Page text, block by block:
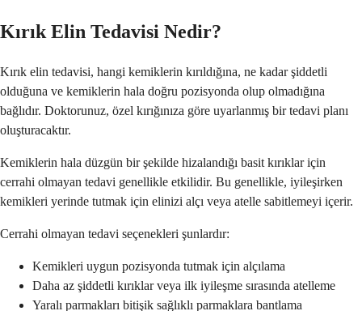
Kırık Elin Tedavisi Nedir?
Kırık elin tedavisi, hangi kemiklerin kırıldığına, ne kadar şiddetli
olduğuna ve kemiklerin hala doğru pozisyonda olup olmadığına
bağlıdır. Doktorunuz, özel kırığınıza göre uyarlanmış bir tedavi planı
oluşturacaktır.
Kemiklerin hala düzgün bir şekilde hizalandığı basit kırıklar için
cerrahi olmayan tedavi genellikle etkilidir. Bu genellikle, iyileşirken
kemikleri yerinde tutmak için elinizi alçı veya atelle sabitlemeyi içerir.
Cerrahi olmayan tedavi seçenekleri şunlardır:
Kemikleri uygun pozisyonda tutmak için alçılama
Daha az şiddetli kırıklar veya ilk iyileşme sırasında atelleme
Yaralı parmakları bitişik sağlıklı parmaklara bantlama